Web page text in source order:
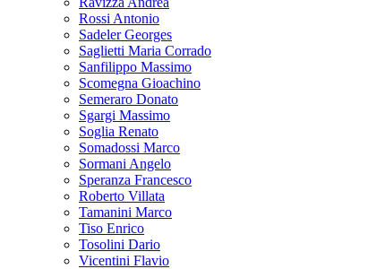
Rossi Antonio
Sadeler Georges
Saglietti Maria Corrado
Sanfilippo Massimo
Scomegna Gioachino
Semeraro Donato
Sgargi Massimo
Soglia Renato
Somadossi Marco
Sormani Angelo
Speranza Francesco
Roberto Villata
Tamanini Marco
Tiso Enrico
Tosolini Dario
Vicentini Flavio